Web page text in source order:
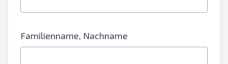
Familienname, Nachname